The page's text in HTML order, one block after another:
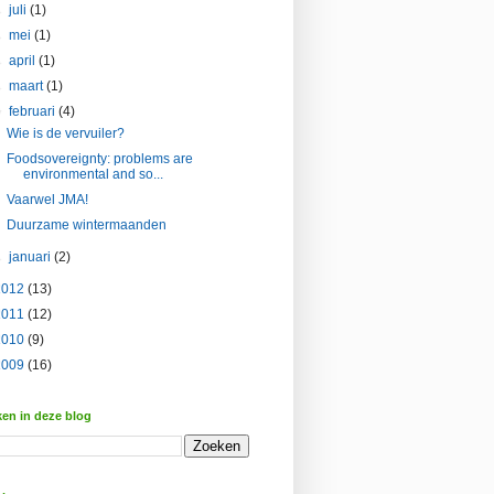
juli(1)
mei(1)
april(1)
maart(1)
februari(4)
Wie is de vervuiler?
Foodsovereignty: problems are
environmental and so...
Vaarwel JMA!
Duurzame wintermaanden
januari(2)
(13)
(12)
(9)
(16)
in deze blog